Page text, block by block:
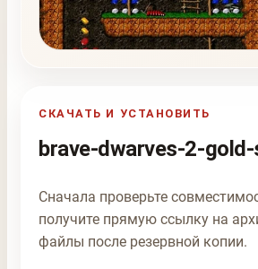
СКАЧАТЬ И УСТАНОВИТЬ
brave-dwarves-2-
Сначала проверьте
получите прямую ссылку на
файлы после резервной копии.